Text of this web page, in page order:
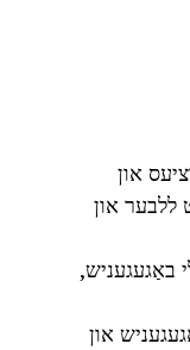
און
ללבער און
באַגעגעניש,
און